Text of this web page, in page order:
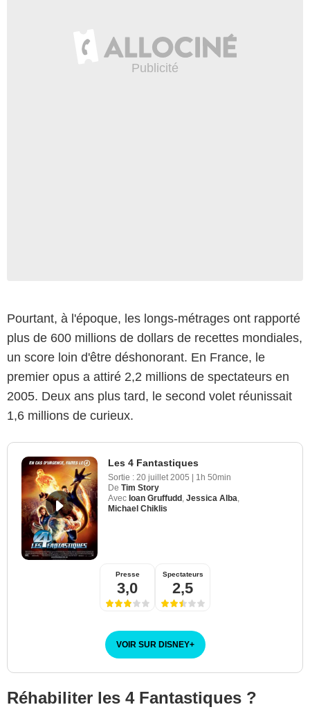
Pourtant, à l'époque, les longs-métrages ont rapporté
plus de 600 millions de dollars de recettes mondiales,
un score loin d'être déshonorant. En France, le
premier opus a attiré 2,2 millions de spectateurs en
2005. Deux ans plus tard, le second volet réunissait
1,6 millions de curieux.
Les 4 Fantastiques
Sortie : 20 juillet 2005 | 1h 50min
De Tim Story
Avec Ioan Gruffudd Jessica Alba
Michael Chiklis
Presse
3,0
Spectateurs
2,5
VOIR SUR DISNEY+
Réhabiliter les 4 Fantastiques ?